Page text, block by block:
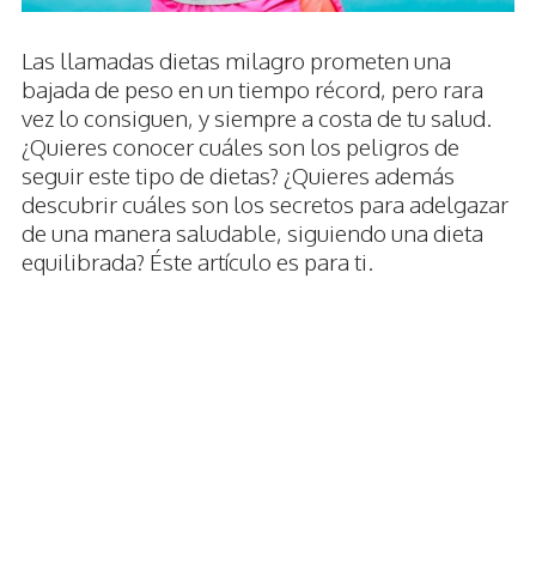
Las llamadas dietas milagro prometen una
bajada de peso en un tiempo récord, pero rara
vez lo consiguen, y siempre a costa de tu salud.
¿Quieres conocer cuáles son los peligros de
seguir este tipo de dietas? ¿Quieres además
descubrir cuáles son los secretos para adelgazar
de una manera saludable, siguiendo una dieta
equilibrada? Éste artículo es para ti.